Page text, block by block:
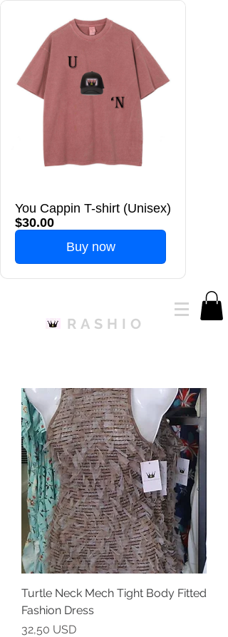
You Cappin T-shirt (Unisex)
$30.00
Buy now
RASHIO
Turtle Neck Mech Tight Body Fitted
Fashion Dress
Ár
32,50 USD